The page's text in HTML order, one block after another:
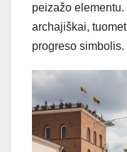
peizažo
archajiškai,
progreso simbolis.